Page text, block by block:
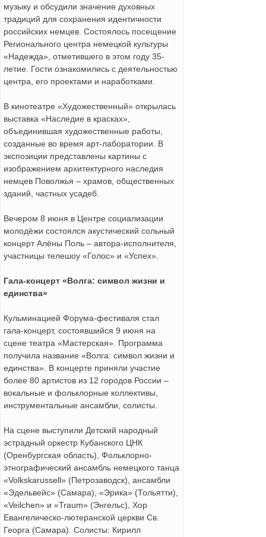
музыку и обсудили значение духовных
традиций для сохранения идентичности
российских немцев. Состоялось посещение
Регионального центра немецкой культуры
«Надежда», отметившего в этом году 35-
летие. Гости ознакомились с деятельностью
центра, его проектами и наработками.
В кинотеатре «Художественный» открылась
выставка «Наследие в красках»,
объединившая художественные работы,
созданные во время арт-лаборатории. В
экспозиции представлены картины с
изображением архитектурного наследия
немцев Поволжья – храмов, общественных
зданий, частных усадеб.
Вечером 8 июня в Центре социализации
молодёжи состоялся акустический сольный
концерт Алёны Поль – автора-исполнителя,
участницы телешоу «Голос» и «Успех».
Гала-концерт «Волга: символ жизни и
единства»
Кульминацией Форума-фестиваля стал
гала-концерт, состоявшийся 9 июня на
сцене театра «Мастерская». Программа
получила название «Волга: символ жизни и
единства». В концерте приняли участие
более 80 артистов из 12 городов России –
вокальные и фольклорные коллективы,
инструментальные ансамбли, солисты.
На сцене выступили Детский народный
эстрадный оркестр Кубанского ЦНК
(Оренбургская область), Фольклорно-
этнографический ансамбль немецкого танца
«Volkskarussell» (Петрозаводск), ансамбли
«Эдельвейс» (Самара), «Эрика» (Тольятти),
«Veilchen» и «Traum» (Энгельс), Хор
Евангелическо-лютеранской церкви Св.
Георга (Самара). Солисты: Кирилл